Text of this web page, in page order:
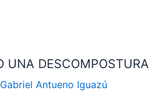
UNA DESCOMPOSTURA
Antueno Iguazú